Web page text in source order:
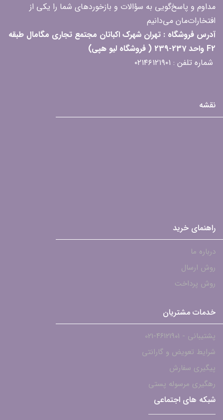
مداوم و پاسخ‌گویی به سؤالات و بازخوردهای شما را یکی از
افتخارات‌مان می‌دانیم
آدرس فروشگاه : تهران شهرک اکباتان مجتمع تجاری مگامال طبقه
F2 واحد 237-239 ( فروشگاه لیو هپی)
شماره تلفن : ۰۲۱۴۶۱۲۱۹۰۱
نقشه
راهنمای خرید
درباره ما
روش ارسال
روش پرداخت
خدمات مشتریان
پشتیبانی - ۴۶۱۲۱۹۰۱-021
شرایط تعویض و گارانتی
پیگیری سفارش
رهگیری مرسوله پستی
شبکه های اجتماعی